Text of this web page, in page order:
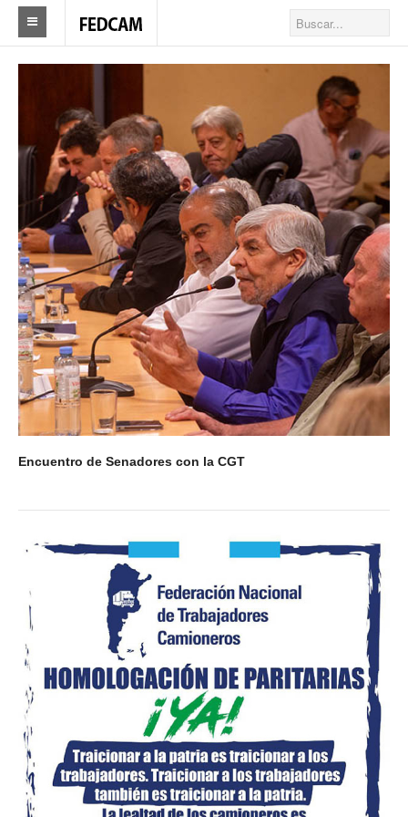
Home
Federación
Autoridades
Nuestros Sindicatos
Delegaciones en el país
Actualidad Sindicatos
Camioneros solidarios
Publicaciones
Revista Los Camioneros
Anuario 20 años
Galería de videos
Campañas de prevención
Memoria histórica
Notas
Política de Privacidad
Buscar
Secretarías
Secretaría general
Encuentro de Senadores con la CGT